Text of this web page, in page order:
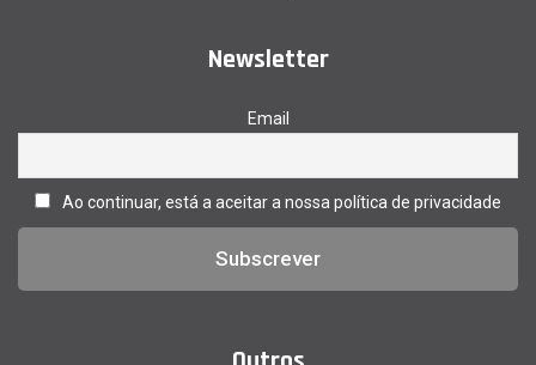
Newsletter
Email
Ao continuar, está a aceitar a nossa política de privacidade